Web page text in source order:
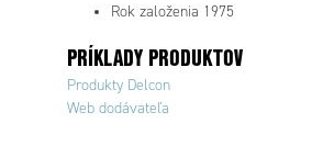
Rok založenia 1975
PRÍKLADY PRODUKTOV
Produkty Delcon
Web dodávateľa